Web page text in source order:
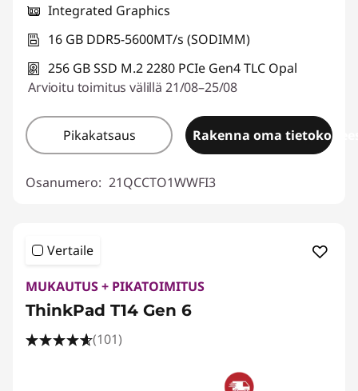
Integrated Graphics
16 GB DDR5-5600MT/s (SODIMM)
256 GB SSD M.2 2280 PCIe Gen4 TLC Opal
Arvioitu toimitus välillä 21/08–25/08
Pikakatsaus Rakenna oma
Osanumero: 21QCCTO1WWFI3
Vertaile
MUKAUTUS + PIKATOIMITUS
ThinkPad T14 Gen 6
(101)